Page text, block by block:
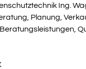
Ing.
Planung,